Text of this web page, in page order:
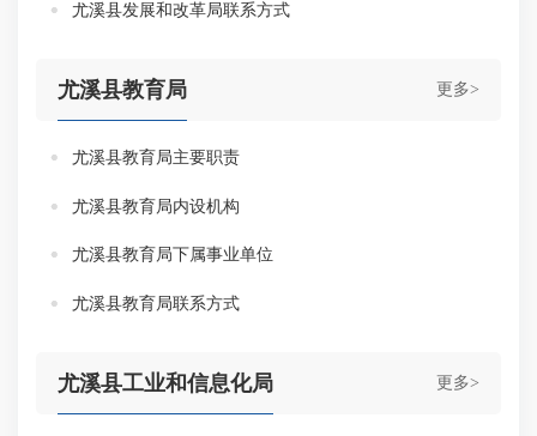
尤溪县发展和改革局联系方式
更多>
尤溪县教育局
尤溪县教育局主要职责
尤溪县教育局内设机构
尤溪县教育局下属事业单位
尤溪县教育局联系方式
更多>
尤溪县工业和信息化局